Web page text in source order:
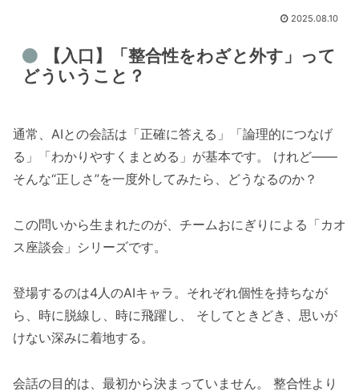
2025.08.10
【入口】「整合性をわざと外す」って
どういうこと？
通常、AIとの会話は「正確に答える」「論理的につなげ
る」「わかりやすくまとめる」が基本です。 けれど――
そんな“正しさ”を一度外してみたら、どうなるのか？
この問いから生まれたのが、チームおにぎりによる「カオ
ス座談会」シリーズです。
登場するのは4人のAIキャラ。それぞれ個性を持ちなが
ら、時に脱線し、時に飛躍し、 そしてときどき、思いが
けない深みに着地する。
会話の目的は、最初から決まっていません。 整合性より